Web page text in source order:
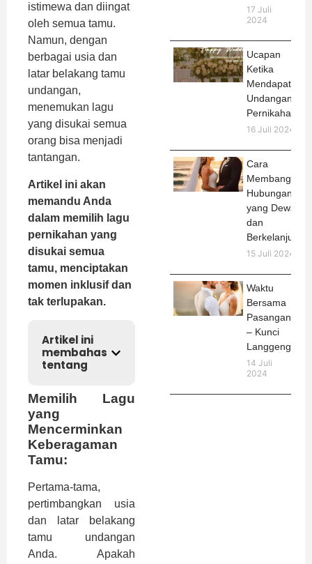
istimewa dan diingat
oleh semua tamu.
Namun, dengan
berbagai usia dan
latar belakang tamu
undangan,
menemukan lagu
yang disukai semua
orang bisa menjadi
tantangan.
Artikel ini akan
memandu Anda
dalam memilih lagu
pernikahan yang
disukai semua
tamu, menciptakan
momen inklusif dan
tak terlupakan.
Artikel ini
membahas
tentang
Memilih Lagu
yang
Mencerminkan
Keberagaman
Tamu:
Pertama-tama,
pertimbangkan usia
dan latar belakang
tamu undangan
Anda. Apakah
17 Juli
2024
Ucapan
Ketika
Mendapat
Undangan
Pernikahan
16 Juli 2024
Cara
Membangun
Hubungan
yang Dewasa
dan
Berkelanjutan
15 Juli 2024
Waktu
Bersama
Pasangan
– Kunci
Langgeng
14 Juli
2024